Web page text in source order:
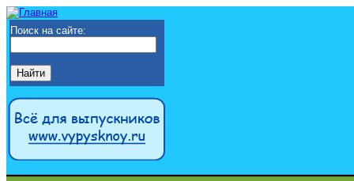
Поиск на сайте: